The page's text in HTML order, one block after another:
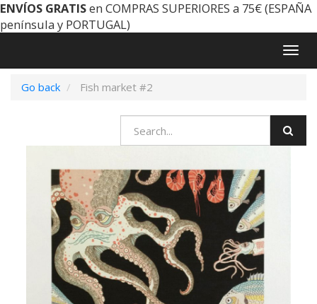
ENVÍOS GRATISen COMPRAS SUPERIORES a 75€ (ESPAÑA
península y PORTUGAL)
Go back
Fish market #2